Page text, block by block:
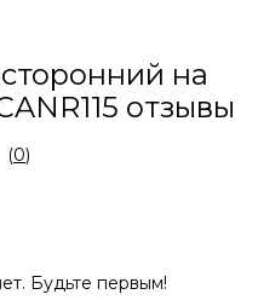
на
отзывы
(0)
Будьте первым!